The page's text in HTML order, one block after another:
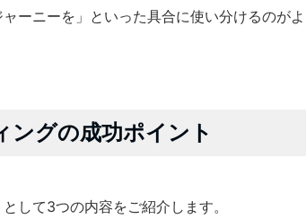
ーニーを」といった具合に使い分けるのがよ
ングの成功ポイント
して3つの内容をご紹介します。